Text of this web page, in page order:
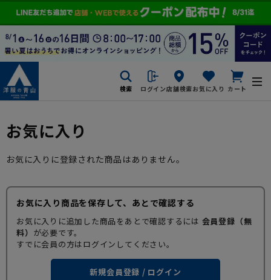
検索 ログイン店舗検索お気に入り カート
お気に入り
お気に入りに登録された商品はありません。
お気に入り商品を保存して、あとで確認する
お気に入りに追加した商品をあとで確認するには 会員登録（無
料） が必要です。
すでに会員の方はログインしてください。
新規会員登録 / ログイン